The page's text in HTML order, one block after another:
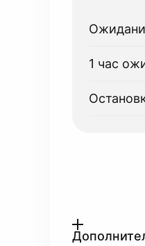
1 час